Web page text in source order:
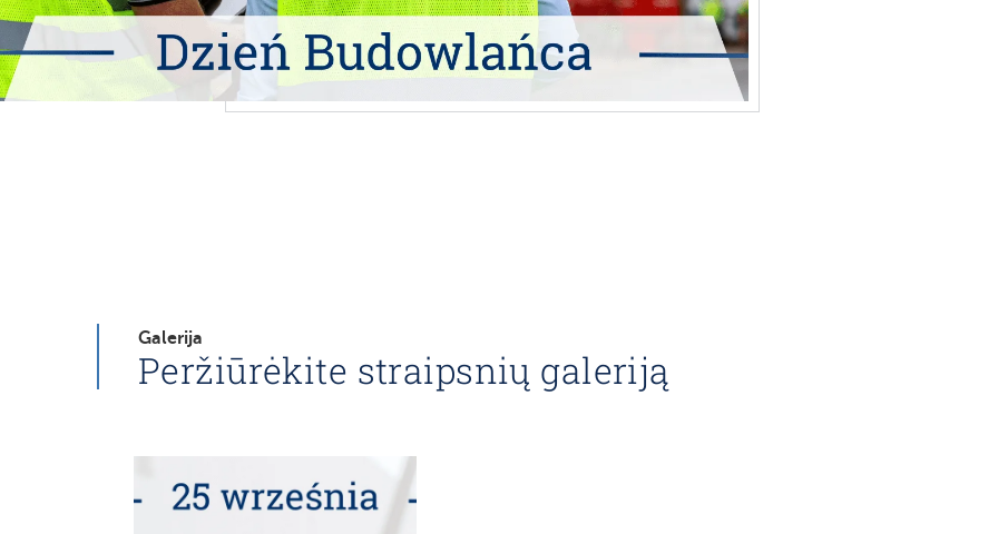
Galerija
Peržiūrėkite straipsnių galeriją